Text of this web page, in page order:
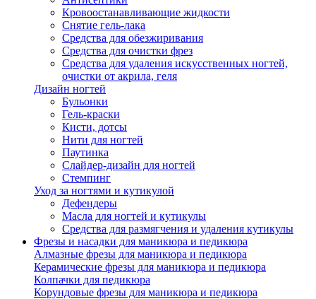
Кровоостанавливающие жидкости
Снятие гель-лака
Средства для обезжиривания
Средства для очистки фрез
Средства для удаления искусственных ногтей,
очистки от акрила, геля
Дизайн ногтей
Бульонки
Гель-краски
Кисти, дотсы
Нити для ногтей
Паутинка
Слайдер-дизайн для ногтей
Стемпинг
Уход за ногтями и кутикулой
Дефендеры
Масла для ногтей и кутикулы
Средства для размягчения и удаления кутикулы
Фрезы и насадки для маникюра и педикюра
Алмазные фрезы для маникюра и педикюра
Керамические фрезы для маникюра и педикюра
Колпачки для педикюра
Корундовые фрезы для маникюра и педикюра